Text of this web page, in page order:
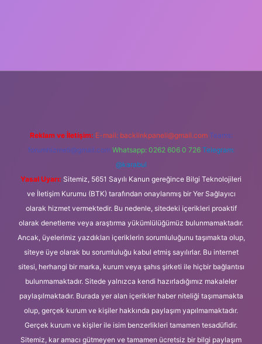
Reklam ve İletişim: E-mail: backlinkpaneli@gmail.com Teams:
forumhizmeti@gmail.com Whatsapp: 0262 606 0 726 Telegram:
@karabul
Yasal Uyarı: Sitemiz, 5651 Sayılı Kanun gereğince Bilgi Teknolojileri
ve İletişim Kurumu (BTK) tarafından onaylanmış bir Yer Sağlayıcı
olarak hizmet vermektedir. Bu nedenle, sitedeki içerikleri proaktif
olarak denetleme veya araştırma yükümlülüğümüz bulunmamaktadır.
Ancak, üyelerimiz yazdıkları içeriklerin sorumluluğunu taşımakta olup,
siteye üye olarak bu sorumluluğu kabul etmiş sayılırlar. Bu internet
sitesi, herhangi bir marka, kurum veya şahıs şirketi ile hiçbir bağlantısı
bulunmamaktadır. Sitede yalnızca kendi hazırladığımız makaleler
paylaşılmaktadır. Burada yer alan içerikler haber niteliği taşımamakta
olup, gerçek kurum ve kişiler hakkında paylaşım yapılmamaktadır.
Gerçek kurum ve kişiler ile isim benzerlikleri tamamen tesadüfidir.
Sitemiz, kar amacı gütmeyen ve tamamen ücretsiz bir bilgi paylaşım